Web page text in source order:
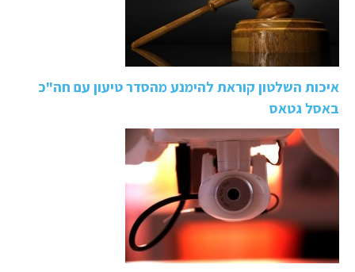
איכות השלטון קוראת להימנע מהסדר טיעון עם חה"כ
באסל גטאס